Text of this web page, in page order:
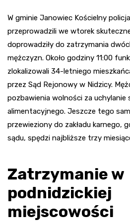
W gminie Janowiec Kościelny
przeprowadzili we wtorek
doprowadziły do zatrzymania
mężczyzn. Około godziny 11:00
zlokalizowali 34-letniego
przez Sąd Rejonowy w Nidzicy.
pozbawienia wolności za uchylanie
alimentacyjnego. Jeszcze tego
przewieziony do zakładu karnego,
sądu, spędzi najbliższe trzy
Zatrzymanie w
podnidzickiej
miejscowości